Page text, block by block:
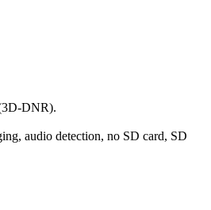
DNR).
audio detection, no SD card, SD